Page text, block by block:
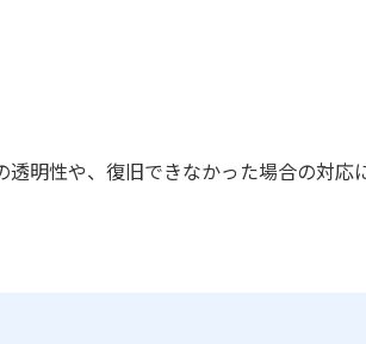
明性や、復旧できなかった場合の対応